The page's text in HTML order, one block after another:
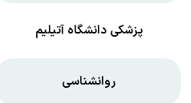
پزشکی دانشگاه آتیلیم
روانشناسی